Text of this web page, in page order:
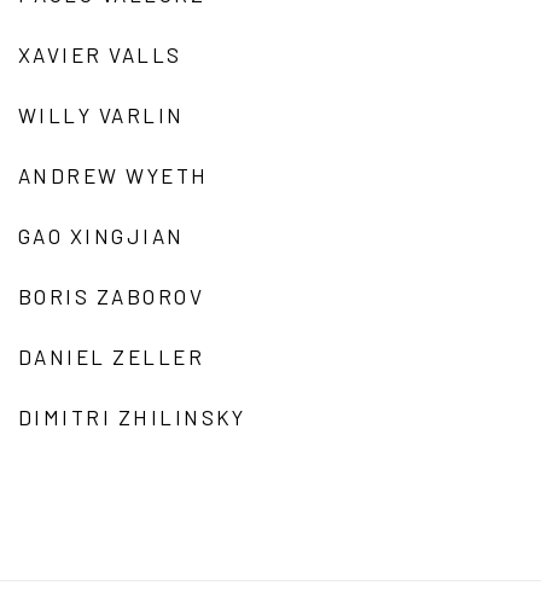
XAVIER VALLS
WILLY VARLIN
ANDREW WYETH
GAO XINGJIAN
BORIS ZABOROV
DANIEL ZELLER
DIMITRI ZHILINSKY